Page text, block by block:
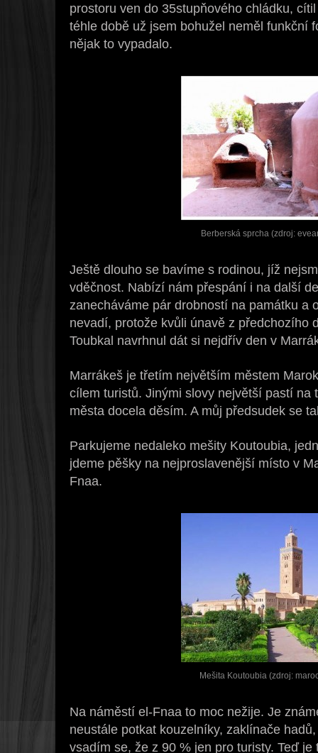
prostoru ven do 35stupňového chládku,
téhle době už jsem bohužel neměl funkční
nějak to vypadalo.
Berberská sprcha (zdroj:
Ještě dlouho se bavíme s rodinou, jíž
vděčnost. Nabízí nám přespání i na další
zanecháváme pár drobností na památku a
nevadí, protože kvůli únavě z předchozího
Toubkal navrhnul dát si nejdřív den v
Marrákeš je třetím největším městem
cílem turistů. Jinými slovy největší pastí na
města docela děsím. A můj předsudek se
Parkujeme nedaleko mešity Koutoubia,
jdeme pěšky na nejproslavenější místo v
Fnaa.
Mešita Koutoubia (zdroj:
Na náměstí el-Fnaa to moc nežije. Je
neustále potkat kouzelníky, zaklínače
vsadím se, že z 90 % jen pro turisty. Teď je